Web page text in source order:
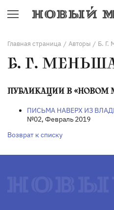
Главная страница / Авторы / Б. Г.
Б. Г.
ПУБЛИКАЦИИ В «НОВОМ
ПИСЬМА НАВЕРХ ИЗ
№02, Февраль 2019
Возврат к списку